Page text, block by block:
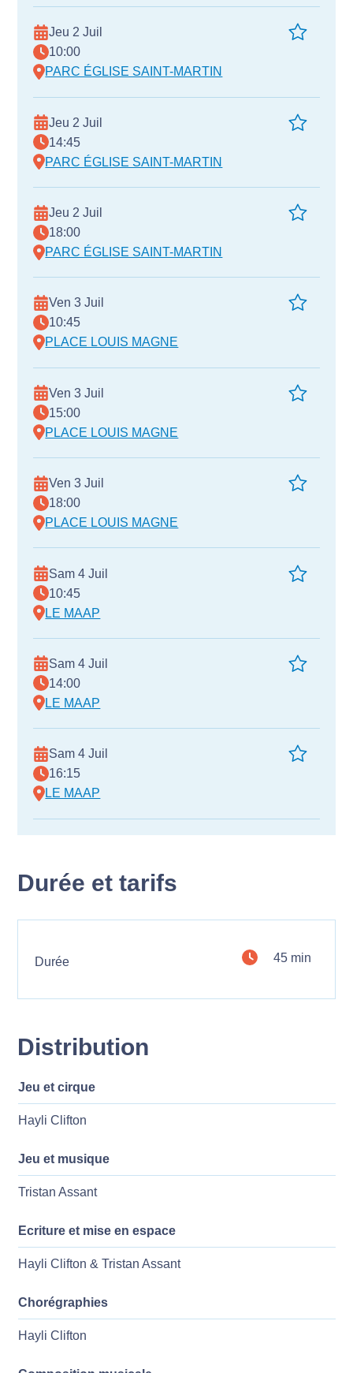
Jeu 2 Juil
10:00
PARC ÉGLISE SAINT-MARTIN
Jeu 2 Juil
14:45
PARC ÉGLISE SAINT-MARTIN
Jeu 2 Juil
18:00
PARC ÉGLISE SAINT-MARTIN
Ven 3 Juil
10:45
PLACE LOUIS MAGNE
Ven 3 Juil
15:00
PLACE LOUIS MAGNE
Ven 3 Juil
18:00
PLACE LOUIS MAGNE
Sam 4 Juil
10:45
LE MAAP
Sam 4 Juil
14:00
LE MAAP
Sam 4 Juil
16:15
LE MAAP
Durée et tarifs
Durée 45 min
Distribution
Jeu et cirque
Hayli Clifton
Jeu et musique
Tristan Assant
Ecriture et mise en espace
Hayli Clifton & Tristan Assant
Chorégraphies
Hayli Clifton